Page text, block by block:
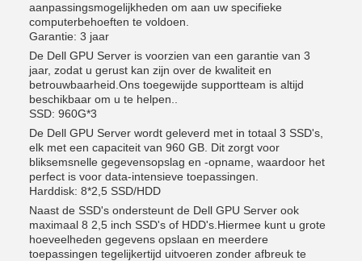
aanpassingsmogelijkheden om aan uw specifieke
computerbehoeften te voldoen.
Garantie: 3 jaar
De Dell GPU Server is voorzien van een garantie van 3
jaar, zodat u gerust kan zijn over de kwaliteit en
betrouwbaarheid.Ons toegewijde supportteam is altijd
beschikbaar om u te helpen..
SSD: 960G*3
De Dell GPU Server wordt geleverd met in totaal 3 SSD's,
elk met een capaciteit van 960 GB. Dit zorgt voor
bliksemsnelle gegevensopslag en -opname, waardoor het
perfect is voor data-intensieve toepassingen.
Harddisk: 8*2,5 SSD/HDD
Naast de SSD's ondersteunt de Dell GPU Server ook
maximaal 8 2,5 inch SSD's of HDD's.Hiermee kunt u grote
hoeveelheden gegevens opslaan en meerdere
toepassingen tegelijkertijd uitvoeren zonder afbreuk te